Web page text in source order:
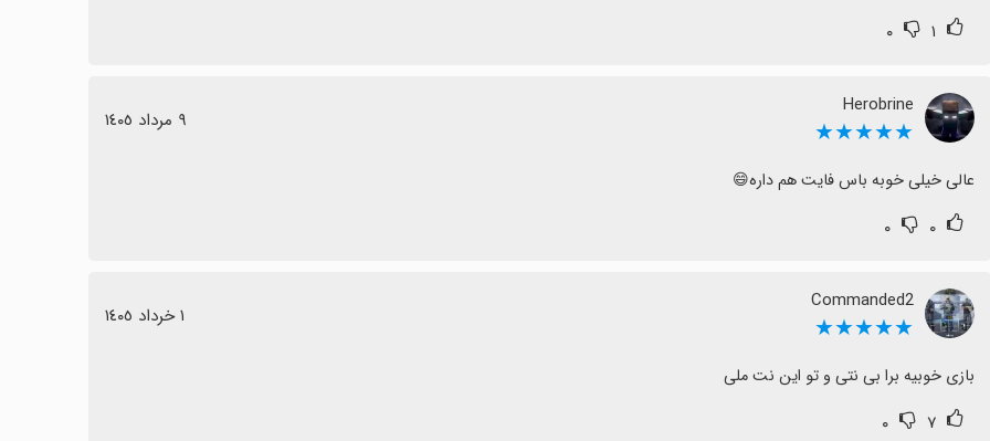
۱ ۰
Herobrine
★★★★★ ٩ مرداد ١٤٠٥
عالی خیلی خوبه باس فایت هم داره😄
۰ ۰
Commanded2
★★★★★ ١ خرداد ١٤٠٥
بازی خوبیه برا بی نتی و تو این نت ملی
۷ ۰